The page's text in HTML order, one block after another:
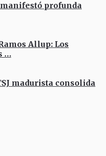
profunda
Allup: Los
…
madurista consolida